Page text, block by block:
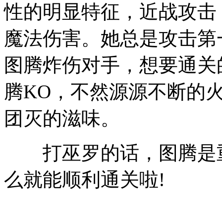
性的明显特征，近战攻
魔法伤害。她总是攻击
图腾炸伤对手，想要通
腾KO，不然源源不断的
团灭的滋味。
打巫罗的话，图腾是
么就能顺利通关啦!